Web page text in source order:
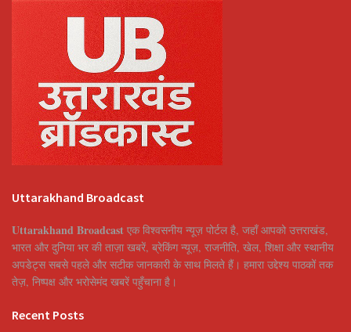
Uttarakhand Broadcast
Uttarakhand Broadcast एक विश्वसनीय न्यूज़ पोर्टल है, जहाँ आपको उत्तराखंड,
भारत और दुनिया भर की ताज़ा खबरें, ब्रेकिंग न्यूज़, राजनीति, खेल, शिक्षा और स्थानीय
अपडेट्स सबसे पहले और सटीक जानकारी के साथ मिलते हैं। हमारा उद्देश्य पाठकों तक
तेज़, निष्पक्ष और भरोसेमंद खबरें पहुँचाना है।
Recent Posts